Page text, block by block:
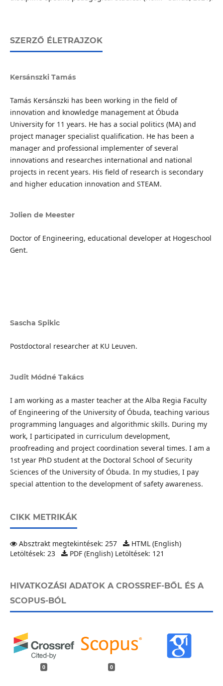
SZERZŐ ÉLETRAJZOK
Kersánszki Tamás
Tamás Kersánszki has been working in the field of
innovation and knowledge management at Óbuda
University for 11 years. He has a social politics (MA) and
project manager specialist qualification. He has been a
manager and professional implementer of several
innovations and researches international and national
projects in recent years. His field of research is secondary
and higher education innovation and STEAM.
Jolien de Meester
Doctor of Engineering, educational developer at Hogeschool
Gent.
Sascha Spikic
Postdoctoral researcher at KU Leuven.
Judit Módné Takács
I am working as a master teacher at the Alba Regia Faculty
of Engineering of the University of Óbuda, teaching various
programming languages and algorithmic skills. During my
work, I participated in curriculum development,
proofreading and project coordination several times. I am a
1st year PhD student at the Doctoral School of Security
Sciences of the University of Óbuda. In my studies, I pay
special attention to the development of safety awareness.
CIKK METRIKÁK
Absztrakt megtekintések: 257
HTML (English)
Letöltések: 23
PDF (English) Letöltések: 121
HIVATKOZÁSI ADATOK A CROSSREF-BŐL ÉS A
SCOPUS-BÓL
0 0